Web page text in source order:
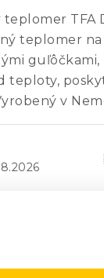
TFA
teplomer na
teploty,
v